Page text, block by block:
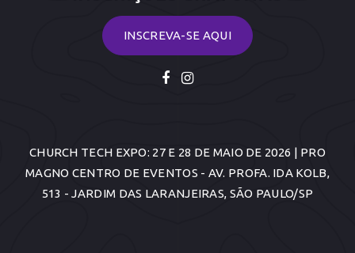
INSCREVA-SE AQUI
CHURCH TECH EXPO: 27 E 28 DE MAIO DE 2026 | PRO
MAGNO CENTRO DE EVENTOS - AV. PROFA. IDA KOLB,
513 - JARDIM DAS LARANJEIRAS, SÃO PAULO/SP